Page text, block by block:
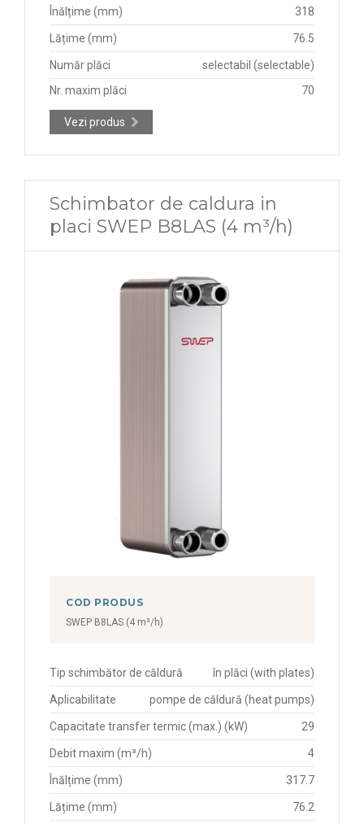
Înălțime (mm) 318
Lățime (mm) 76.5
Număr plăci
selectabil (selectable)
Nr. maxim plăci
70
Vezi produs
Schimbator de caldura in
placi SWEP B8LAS (4 m³/h)
COD PRODUS
SWEP B8LAS (4 m³/h)
Tip schimbător de căldură în plăci (with plates)
Aplicabilitate pompe de căldură (heat pumps)
Capacitate transfer termic (max.) (kW) 29
Debit maxim (m³/h) 4
Înălțime (mm) 317.7
Lățime (mm) 76.2